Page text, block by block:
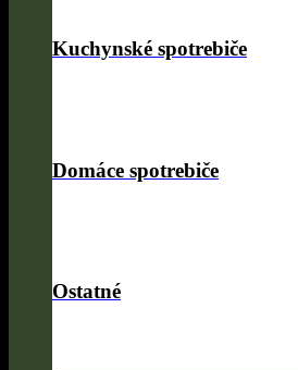
Kuchynské spotrebiče
Domáce spotrebiče
Ostatné